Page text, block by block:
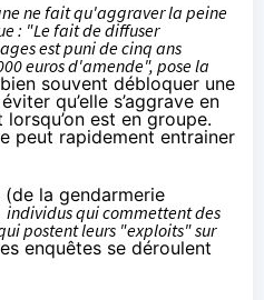
ne fait qu'aggraver la peine
: "Le fait de diffuser
est puni de cinq ans
euros d'amende", pose la
souvent débloquer une
qu’elle s’aggrave en
est en groupe.
peut rapidement entrainer
la gendarmerie
individus qui commettent des
postent leurs "exploits" sur
enquêtes se déroulent